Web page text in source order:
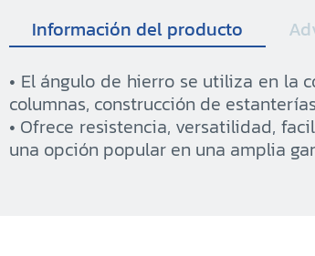
Información del producto
• El ángulo de hierro se utiliza en la
columnas, construcción de
• Ofrece resistencia, versatilidad,
una opción popular en una amplia